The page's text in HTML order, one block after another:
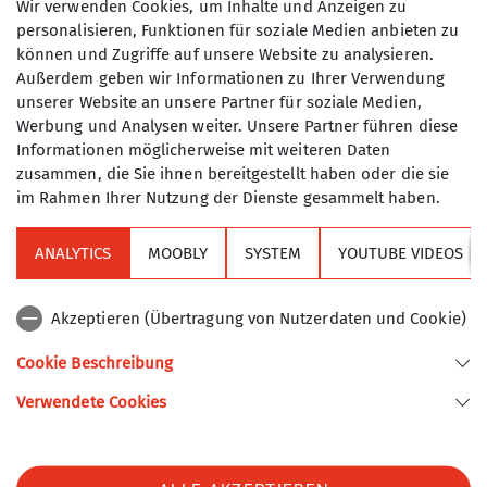
wollen. Wir trainieren alle 14 Tage,
mittwochs ab 18 Uhr in der
Kletterhalle des DAV in Thalkirchen
oder inFreimann. In den Ferien
entfällt das Training.
Wenn du Interesse hast, melde dich
doch einfach beim Gruppenleiter
(Kontakt-Info im Kasten rechts). Wir
treffen uns vor dem Training in der
Halle im Eingangsbereich vor der
großen Scheibe.
Wir freuen uns auf DICH!
Informationen zur Kletterhalle:
Der Eintrittspreis in die Kletterhalle
Jugendgruppen 7,60 €.
Maximale Teilnehmeranzahl
10
Alpenverein
Sektion Turner-Alpenkränzchen des Deutschen Alpenvereins e.V.
Wir verwenden Cookies, um Inhalte und Anzeigen zu
personalisieren, Funktionen für soziale Medien anbieten zu
können und Zugriffe auf unsere Website zu analysieren.
Außerdem geben wir Informationen zu Ihrer Verwendung
unserer Website an unsere Partner für soziale Medien,
Werbung und Analysen weiter. Unsere Partner führen diese
Informationen möglicherweise mit weiteren Daten
zusammen, die Sie ihnen bereitgestellt haben oder die sie
im Rahmen Ihrer Nutzung der Dienste gesammelt haben.
ANALYTICS MOOBLY SYSTEM YOUTUBE VIDEOS
Akzeptieren (Übertragung von Nutzerdaten und Cookie)
Cookie Beschreibung
Verwendete Cookies